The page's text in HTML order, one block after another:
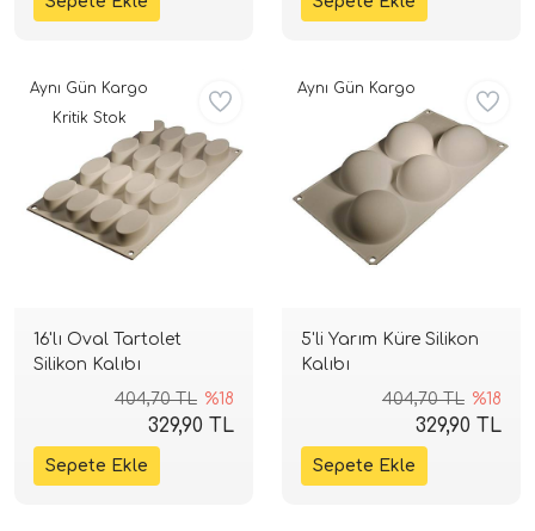
16'lı Oval Tartolet
Silikon Kalıbı
404,70 TL %18
329,90 TL
Aynı Gün Kargo
Kritik Stok
5'li Yarım Küre Silikon
Kalıbı
404,70 TL %18
329,90 TL
Aynı Gün Kargo